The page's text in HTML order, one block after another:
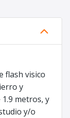
flash visico
y
metros, y
y/o